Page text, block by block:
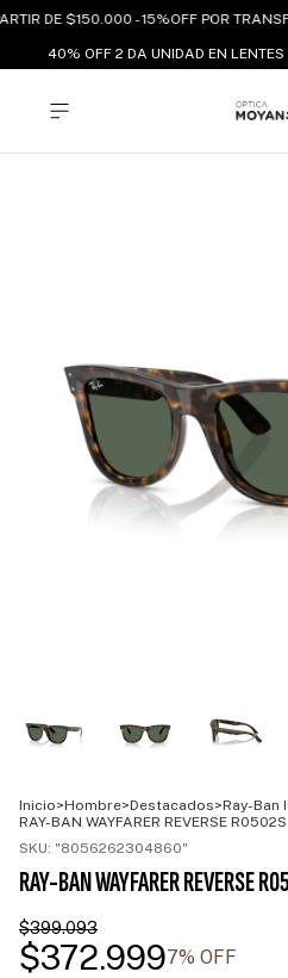
DE $150.000 - 15%OFF POR
40% OFF 2 DA UNIDAD EN LENTES
Inicio>Hombre>Destacados>Ray-Ban
RAY-BAN WAYFARER REVERSE R0502S
SKU: "8056262304860"
RAY-BAN WAYFARER REVERSE
$399.093
$372.9997% OFF